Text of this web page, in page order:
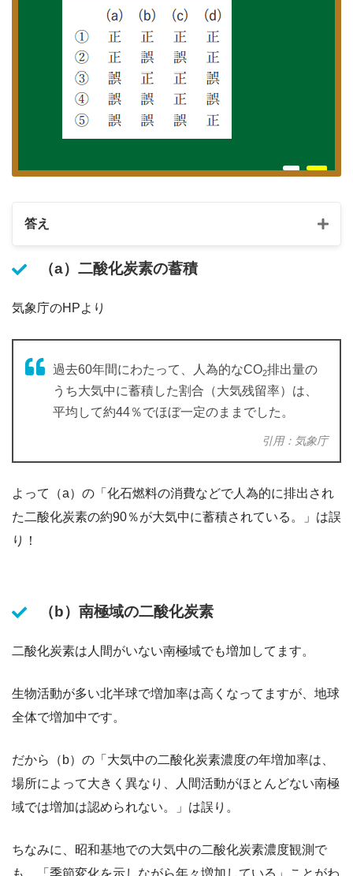
答え
（a）二酸化炭素の蓄積
気象庁のHPより
過去60年間にわたって、人為的なCO2排出量の
うち大気中に蓄積した割合（大気残留率）は、
平均して約44％でほぼ一定のままでした。
引用：気象庁
よって（a）の「化石燃料の消費などで人為的に排出され
た二酸化炭素の約90％が大気中に蓄積されている。」は誤
り！
（b）南極域の二酸化炭素
二酸化炭素は人間がいない南極域でも増加してます。
生物活動が多い北半球で増加率は高くなってますが、地球
全体で増加中です。
だから（b）の「大気中の二酸化炭素濃度の年増加率は、
場所によって大きく異なり、人間活動がほとんどない南極
域では増加は認められない。」は誤り。
ちなみに、昭和基地での大気中の二酸化炭素濃度観測で
も、「季節変化を示しながら年々増加している」ことがわ